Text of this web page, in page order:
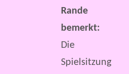
Rande
bemerkt:
Die
Spielsitzung